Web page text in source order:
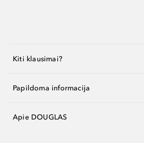
Kiti klausimai?
Papildoma informacija
Apie DOUGLAS